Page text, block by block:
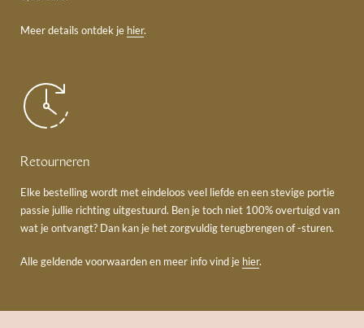
Meer details ontdek je hier.
Retourneren
Elke bestelling wordt met eindeloos veel liefde en een stevige portie
passie jullie richting uitgestuurd. Ben je toch niet 100% overtuigd van
wat je ontvangt? Dan kan je het zorgvuldig terugbrengen of -sturen.
Alle geldende voorwaarden en meer info vind je hier.